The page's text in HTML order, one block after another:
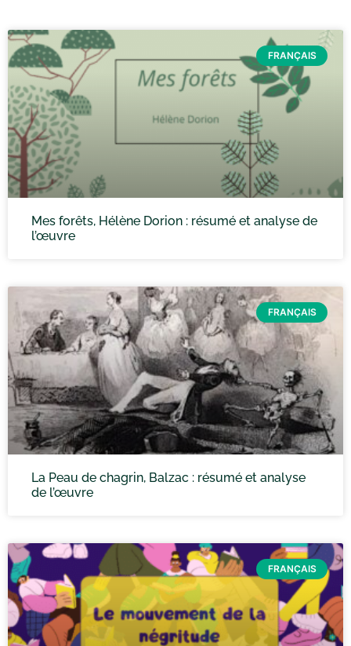
FRANÇAIS
Mes forêts, Hélène Dorion : résumé et analyse de
l’œuvre
FRANÇAIS
La Peau de chagrin, Balzac : résumé et analyse
de l’œuvre
FRANÇAIS